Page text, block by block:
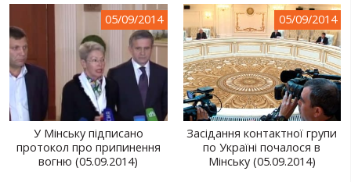
05/09/2014
У Мінську підписано
протокол про припинення
вогню (05.09.2014)
05/09/2014
Засідання контактної групи
по Україні почалося в
Мінську (05.09.2014)